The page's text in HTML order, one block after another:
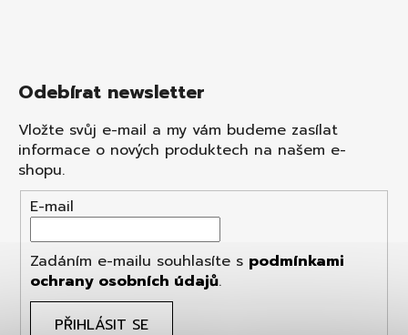
Odebírat newsletter
Vložte svůj e-mail a my vám budeme zasílat
informace o nových produktech na našem e-
shopu.
E-mail
Zadáním e-mailu souhlasíte s podmínkami
ochrany osobních údajů.
PŘIHLÁSIT SE